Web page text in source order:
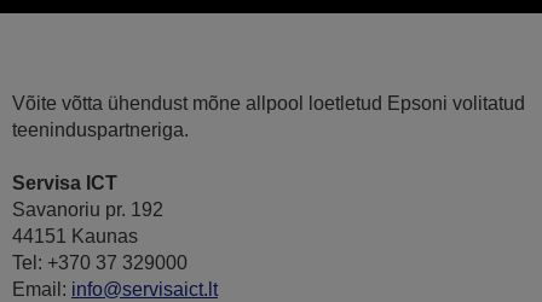
Võite võtta ühendust mõne allpool loetletud Epsoni volitatud
teeninduspartneriga.
Servisa ICT
Savanoriu pr. 192
44151 Kaunas
Tel: +370 37 329000
Email: info@servisaict.lt